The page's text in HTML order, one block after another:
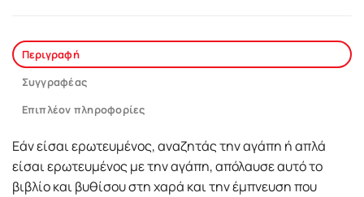
Περιγραφή
Συγγραφέας
Επιπλέον πληροφορίες
Eάν είσαι ερωτευμένος, αναζητάς την αγάπη ή απλά
είσαι ερωτευμένος με την αγάπη, απόλαυσε αυτό το
βιβλίο και βυθίσου στη χαρά και την έμπνευση που